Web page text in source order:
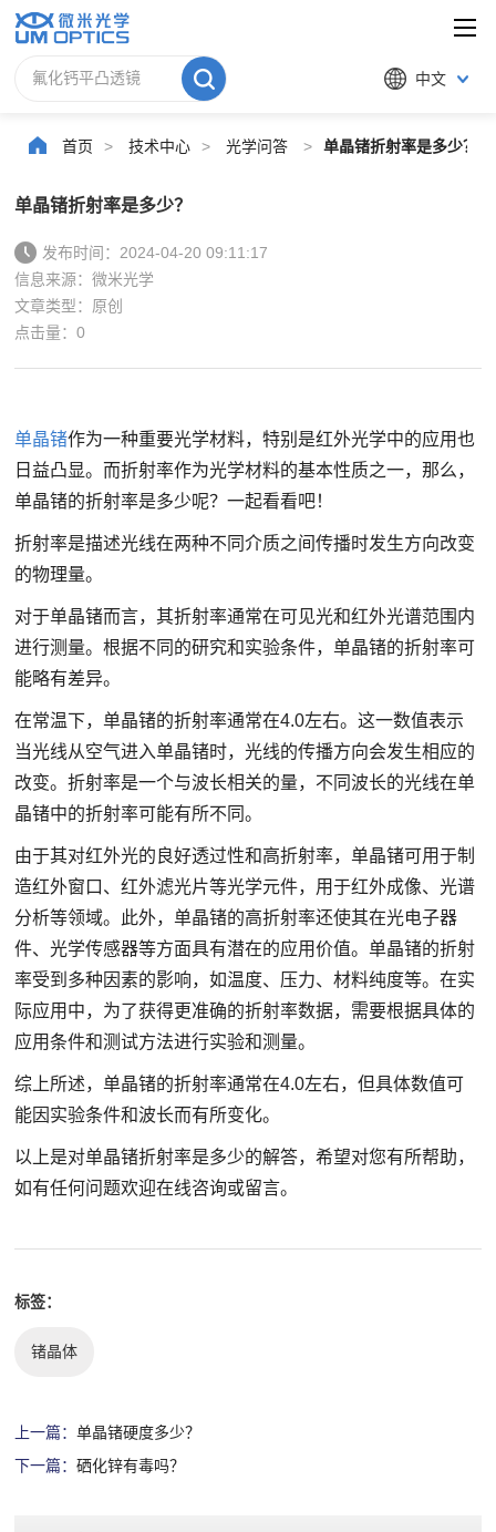
中文
首页 > 技术中心 > 光学问答 > 单晶锗折射率是多少？
单晶锗折射率是多少？
发布时间：2024-04-20 09:11:17
信息来源：微米光学
文章类型：原创
点击量：0
单晶锗作为一种重要光学材料，特别是红外光学中的应用也
日益凸显。而折射率作为光学材料的基本性质之一，那么，
单晶锗的折射率是多少呢？一起看看吧！
折射率是描述光线在两种不同介质之间传播时发生方向改变
的物理量。
对于单晶锗而言，其折射率通常在可见光和红外光谱范围内
进行测量。根据不同的研究和实验条件，单晶锗的折射率可
能略有差异。
在常温下，单晶锗的折射率通常在4.0左右。这一数值表示
当光线从空气进入单晶锗时，光线的传播方向会发生相应的
改变。折射率是一个与波长相关的量，不同波长的光线在单
晶锗中的折射率可能有所不同。
由于其对红外光的良好透过性和高折射率，单晶锗可用于制
造红外窗口、红外滤光片等光学元件，用于红外成像、光谱
分析等领域。此外，单晶锗的高折射率还使其在光电子器
件、光学传感器等方面具有潜在的应用价值。单晶锗的折射
率受到多种因素的影响，如温度、压力、材料纯度等。在实
际应用中，为了获得更准确的折射率数据，需要根据具体的
应用条件和测试方法进行实验和测量。
综上所述，单晶锗的折射率通常在4.0左右，但具体数值可
能因实验条件和波长而有所变化。
以上是对单晶锗折射率是多少的解答，希望对您有所帮助，
如有任何问题欢迎在线咨询或留言。
标签：
锗晶体
上一篇：单晶锗硬度多少？
下一篇：硒化锌有毒吗？